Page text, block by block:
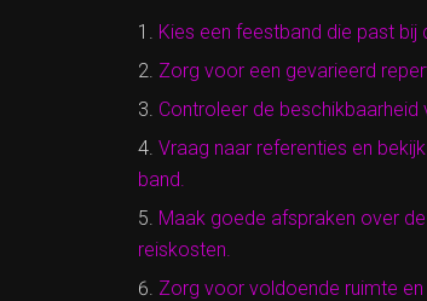
Kies een feestband die past
Zorg voor een gevarieerd
Controleer de
Vraag naar referenties en
band.
Maak goede afspraken over
reiskosten.
Zorg voor voldoende ruimte